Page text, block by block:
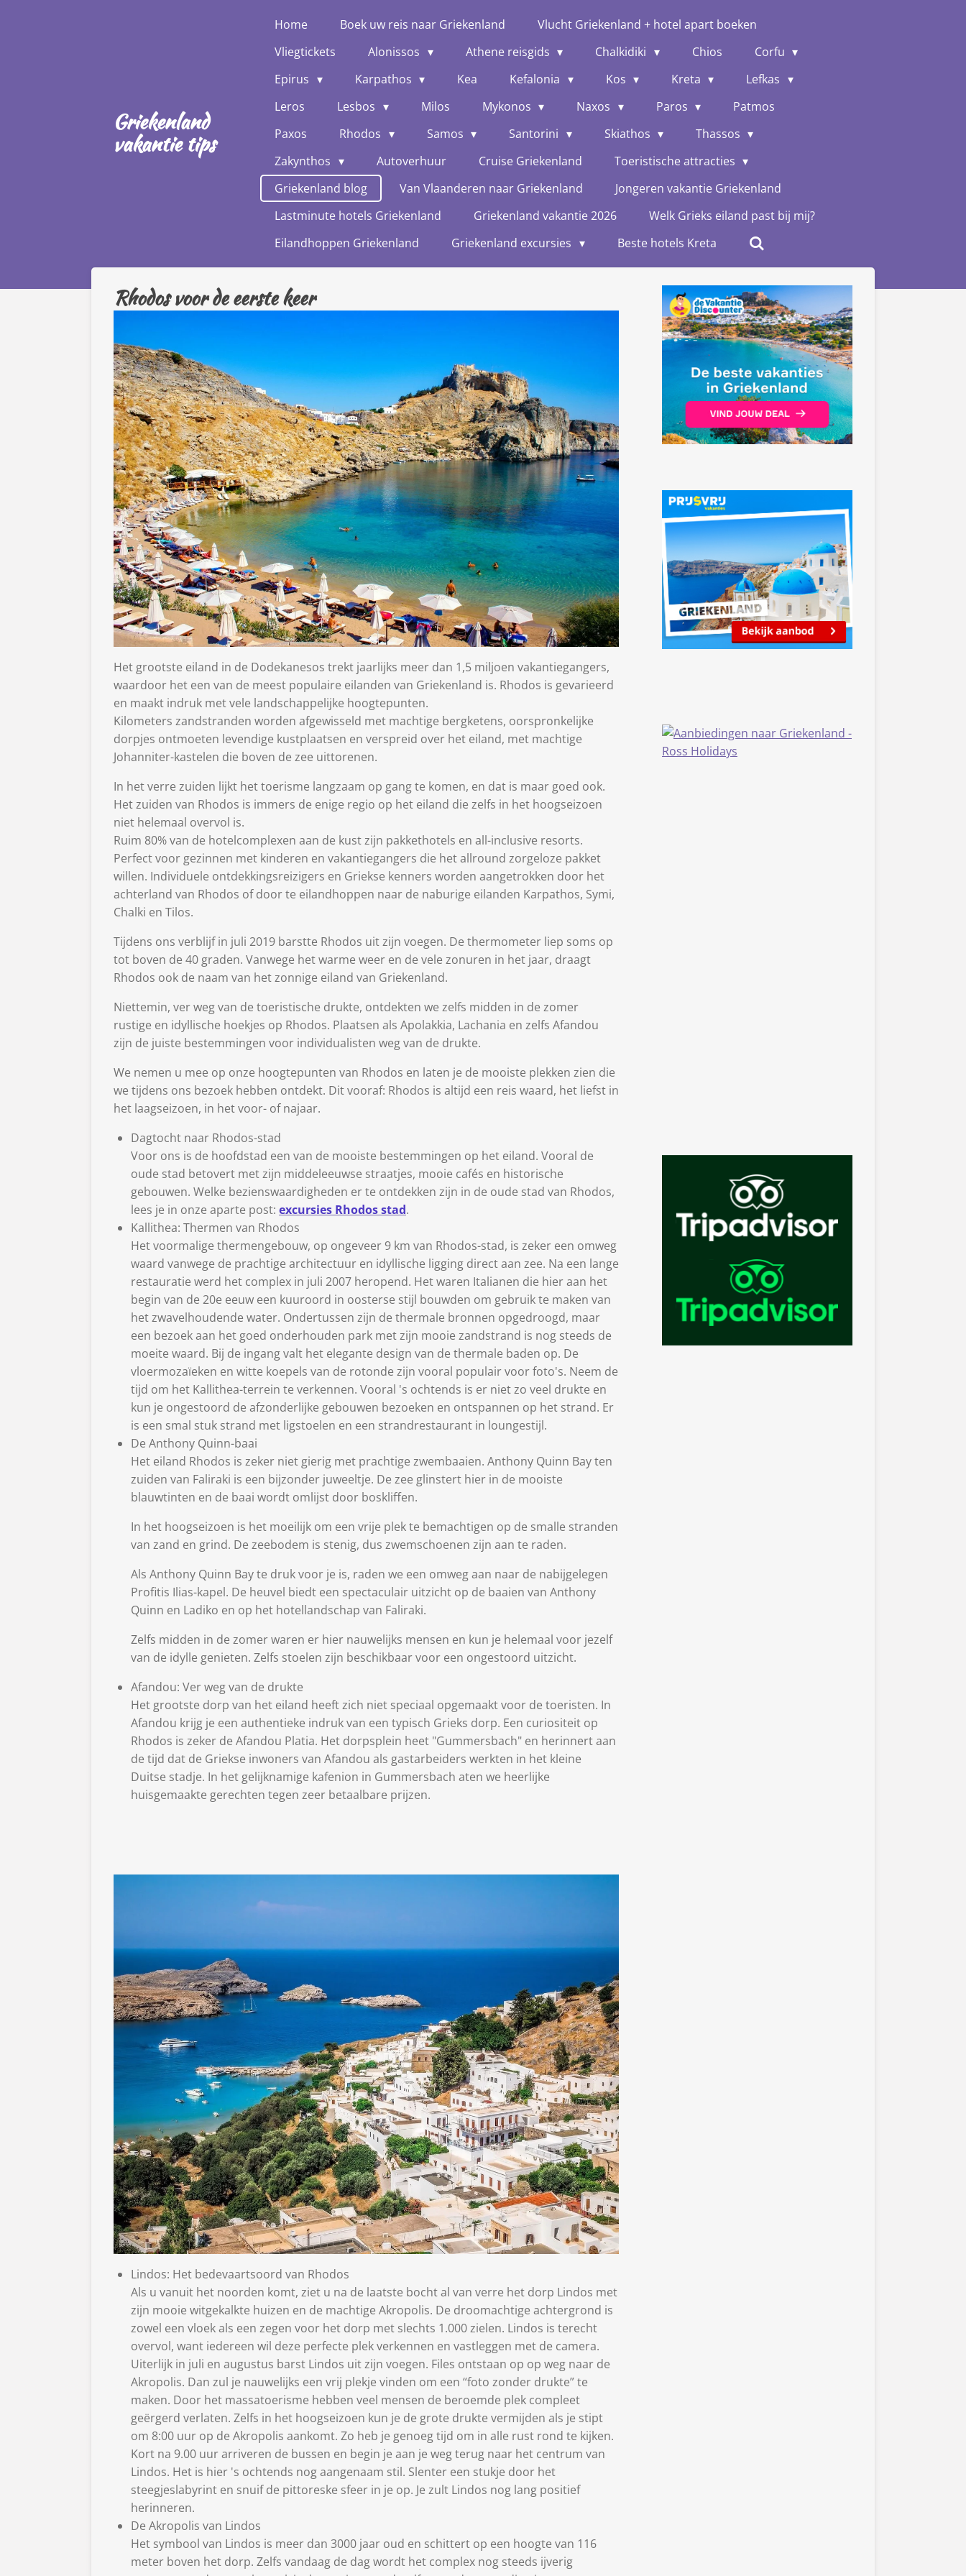
Griekenland
vakantie tips
Home Boek uw reis naar Griekenland
Vlucht Griekenland + hotel apart boeken
Vliegtickets
Alonissos Athene reisgids Chalkidiki Chios
Corfu
Epirus
Karpathos Kea Kefalonia Kos Kreta
Lefkas
Leros
Lesbos Milos Mykonos Naxos Paros
Patmos
Paxos
Rhodos Samos Santorini Skiathos
Thassos
Zakynthos
Autoverhuur Cruise Griekenland
Toeristische attracties
Griekenland blog
Van Vlaanderen naar Griekenland
Jongeren vakantie Griekenland
Lastminute hotels Griekenland
Griekenland vakantie 2026
Welk Grieks eiland past bij mij?
Eilandhoppen Griekenland
Griekenland excursies Beste hotels Kreta
Rhodos voor de eerste keer
Het grootste eiland in de Dodekanesos trekt jaarlijks meer dan 1,5 miljoen vakantiegangers,
waardoor het een van de meest populaire eilanden van Griekenland is. Rhodos is gevarieerd
en maakt indruk met vele landschappelijke hoogtepunten.
Kilometers zandstranden worden afgewisseld met machtige bergketens, oorspronkelijke
dorpjes ontmoeten levendige kustplaatsen en verspreid over het eiland, met machtige
Johanniter-kastelen die boven de zee uittorenen.
In het verre zuiden lijkt het toerisme langzaam op gang te komen, en dat is maar goed ook.
Het zuiden van Rhodos is immers de enige regio op het eiland die zelfs in het hoogseizoen
niet helemaal overvol is.
Ruim 80% van de hotelcomplexen aan de kust zijn pakkethotels en all-inclusive resorts.
Perfect voor gezinnen met kinderen en vakantiegangers die het allround zorgeloze pakket
willen. Individuele ontdekkingsreizigers en Griekse kenners worden aangetrokken door het
achterland van Rhodos of door te eilandhoppen naar de naburige eilanden Karpathos, Symi,
Chalki en Tilos.
Tijdens ons verblijf in juli 2019 barstte Rhodos uit zijn voegen. De thermometer liep soms op
tot boven de 40 graden. Vanwege het warme weer en de vele zonuren in het jaar, draagt ​​
Rhodos ook de naam van het zonnige eiland van Griekenland.
Niettemin, ver weg van de toeristische drukte, ontdekten we zelfs midden in de zomer
rustige en idyllische hoekjes op Rhodos. Plaatsen als Apolakkia, Lachania en zelfs Afandou
zijn de juiste bestemmingen voor individualisten weg van de drukte.
We nemen u mee op onze hoogtepunten van Rhodos en laten je de mooiste plekken zien die
we tijdens ons bezoek hebben ontdekt. Dit vooraf: Rhodos is altijd een reis waard, het liefst in
het laagseizoen, in het voor- of najaar.
Dagtocht naar Rhodos-stad
Voor ons is de hoofdstad een van de mooiste bestemmingen op het eiland. Vooral de
oude stad betovert met zijn middeleeuwse straatjes, mooie cafés en historische
gebouwen. Welke bezienswaardigheden er te ontdekken zijn in de oude stad van Rhodos,
lees je in onze aparte post: excursies Rhodos stad.
Kallithea: Thermen van Rhodos
Het voormalige thermengebouw, op ongeveer 9 km van Rhodos-stad, is zeker een omweg
waard vanwege de prachtige architectuur en idyllische ligging direct aan zee. Na een lange
restauratie werd het complex in juli 2007 heropend. Het waren Italianen die hier aan het
begin van de 20e eeuw een kuuroord in oosterse stijl bouwden om gebruik te maken van
het zwavelhoudende water. Ondertussen zijn de thermale bronnen opgedroogd, maar
een bezoek aan het goed onderhouden park met zijn mooie zandstrand is nog steeds de
moeite waard. Bij de ingang valt het elegante design van de thermale baden op. De
vloermozaïeken en witte koepels van de rotonde zijn vooral populair voor foto's. Neem de
tijd om het Kallithea-terrein te verkennen. Vooral 's ochtends is er niet zo veel drukte en
kun je ongestoord de afzonderlijke gebouwen bezoeken en ontspannen op het strand. Er
is een smal stuk strand met ligstoelen en een strandrestaurant in loungestijl.
De Anthony Quinn-baai
Het eiland Rhodos is zeker niet gierig met prachtige zwembaaien. Anthony Quinn Bay ten
zuiden van Faliraki is een bijzonder juweeltje. De zee glinstert hier in de mooiste
blauwtinten en de baai wordt omlijst door boskliffen.
In het hoogseizoen is het moeilijk om een ​​vrije plek te bemachtigen op de smalle stranden
van zand en grind. De zeebodem is stenig, dus zwemschoenen zijn aan te raden.
Als Anthony Quinn Bay te druk voor je is, raden we een omweg aan naar de nabijgelegen
Profitis Ilias-kapel. De heuvel biedt een spectaculair uitzicht op de baaien van Anthony
Quinn en Ladiko en op het hotellandschap van Faliraki.
Zelfs midden in de zomer waren er hier nauwelijks mensen en kun je helemaal voor jezelf
van de idylle genieten. Zelfs stoelen zijn beschikbaar voor een ongestoord uitzicht.
Afandou: Ver weg van de drukte
Het grootste dorp van het eiland heeft zich niet speciaal opgemaakt voor de toeristen. In
Afandou krijg je een authentieke indruk van een typisch Grieks dorp. Een curiositeit op
Rhodos is zeker de Afandou Platia. Het dorpsplein heet "Gummersbach" en herinnert aan
de tijd dat de Griekse inwoners van Afandou als gastarbeiders werkten in het kleine
Duitse stadje. In het gelijknamige kafenion in Gummersbach aten we heerlijke
huisgemaakte gerechten tegen zeer betaalbare prijzen.
Lindos: Het bedevaartsoord van Rhodos
Als u vanuit het noorden komt, ziet u na de laatste bocht al van verre het dorp Lindos met
zijn mooie witgekalkte huizen en de machtige Akropolis. De droomachtige achtergrond is
zowel een vloek als een zegen voor het dorp met slechts 1.000 zielen. Lindos is terecht
overvol, want iedereen wil deze perfecte plek verkennen en vastleggen met de camera.
Uiterlijk in juli en augustus barst Lindos uit zijn voegen. Files ontstaan op op weg naar de
Akropolis. Dan zul je nauwelijks een vrij plekje vinden om een ​​“foto zonder drukte” te
maken. Door het massatoerisme hebben veel mensen de beroemde plek compleet
geërgerd verlaten. Zelfs in het hoogseizoen kun je de grote drukte vermijden als je stipt
om 8:00 uur op de Akropolis aankomt. Zo heb je genoeg tijd om in alle rust rond te kijken.
Kort na 9.00 uur arriveren de bussen en begin je aan je weg terug naar het centrum van
Lindos. Het is hier 's ochtends nog aangenaam stil. Slenter een stukje door het
steegjeslabyrint en snuif de pittoreske sfeer in je op. Je zult Lindos nog lang positief
herinneren.
De Akropolis van Lindos
Het symbool van Lindos is meer dan 3000 jaar oud en schittert op een hoogte van 116
meter boven het dorp. Zelfs vandaag de dag wordt het complex nog steeds ijverig